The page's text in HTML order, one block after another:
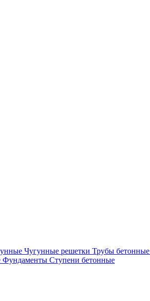
Чугунные решетки Трубы бетонные
Фундаменты Ступени бетонные